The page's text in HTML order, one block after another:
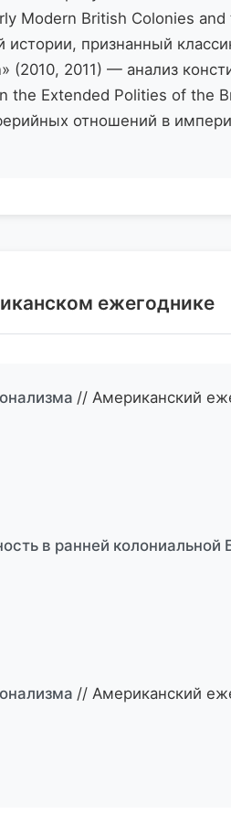
Modern British Colonies
признанный
(2010, 2011) — анализ
the Extended Polities of the
отношений в
ежегоднике
// Американский
в ранней колониальной
// Американский